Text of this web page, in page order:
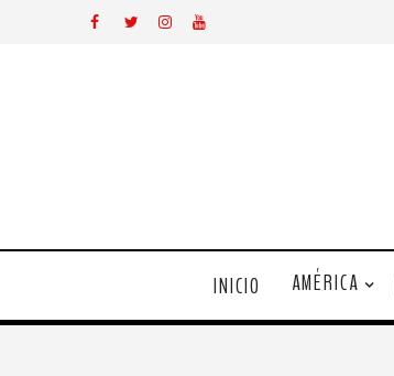
INICIO AMÉRICA